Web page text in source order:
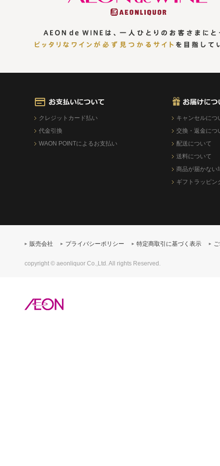
クレジットカード払い
代金引換
WAON POINTによるお支払い
キャンセルにつ
交換・返金につ
配送について
送料について
商品が届かない
ギフトラッピン
販売会社 プライバシーポリシー 特定商取引に基づく表示
copyright © aeonliquor Co.,Ltd. All rights Reserved.